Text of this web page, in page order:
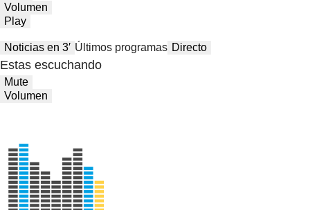
Volumen
Play
Noticias en 3′ Últimos programas Directo
Estas escuchando
Mute
Volumen